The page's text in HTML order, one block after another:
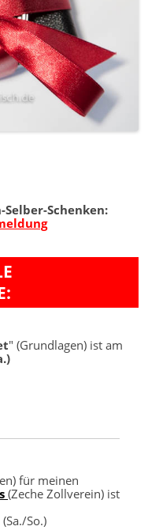
Schenken:
" (Grundlagen) ist am
für meinen
(Zeche Zollverein) ist
(Sa./So.)